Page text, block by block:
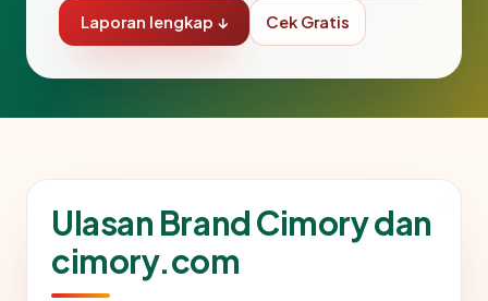
Laporan lengkap ↓ Cek Gratis
Ulasan Brand Cimory dan
cimory.com